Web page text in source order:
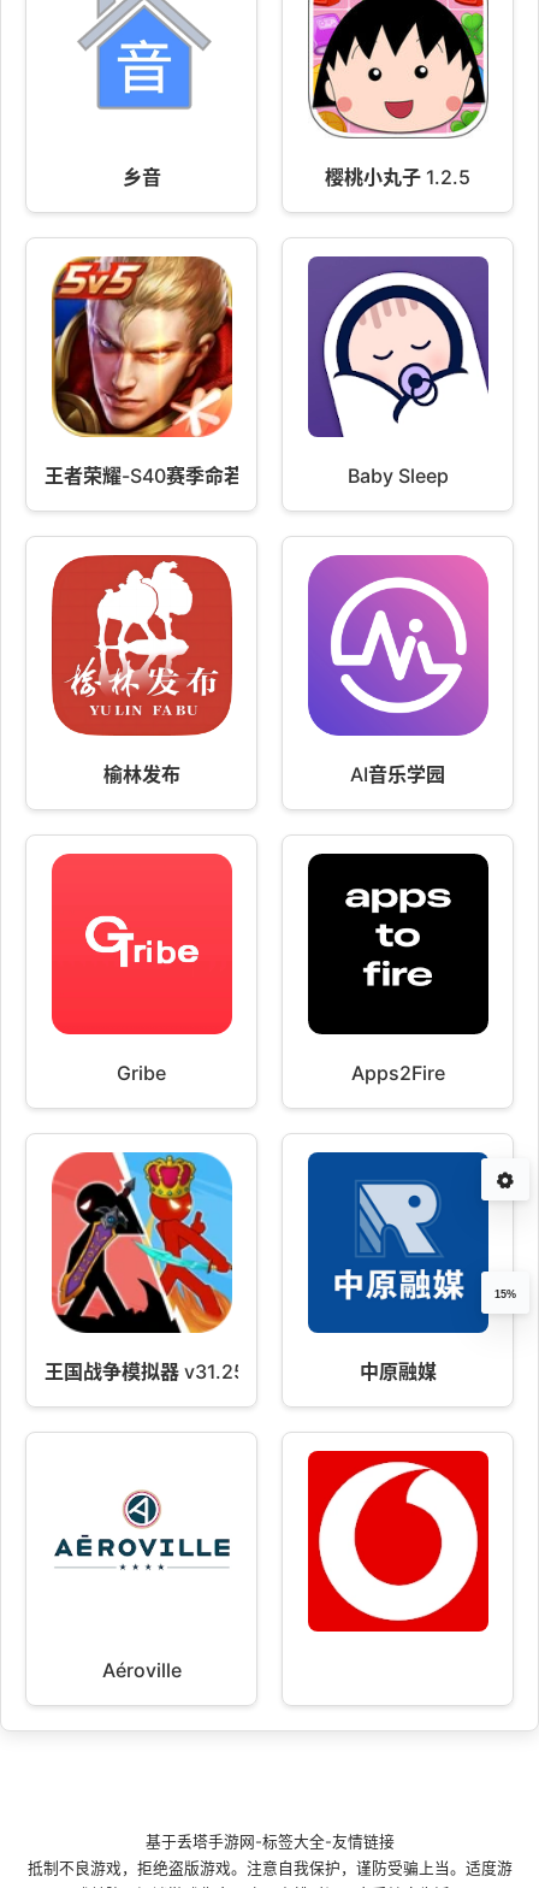
乡音 樱桃小丸子 1.2.5
王者荣耀-S40赛季命若星火 v10.4.1.6Baby Sleep
榆林发布 AI音乐学园
Gribe Apps2Fire
王国战争模拟器 v31.250703.165 中原融媒
Aéroville
15%
基于丢塔手游网 -标签大全-友情链接
抵制不良游戏，拒绝盗版游戏。注意自我保护，谨防受骗上当。适度游